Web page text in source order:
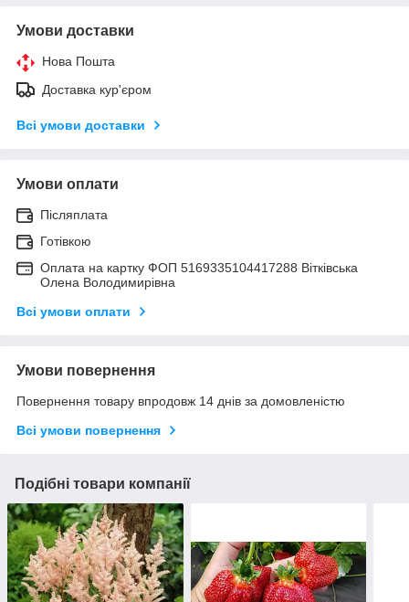
Умови доставки
Нова Пошта
Доставка кур'єром
Всі умови доставки
Умови оплати
Післяплата
Готівкою
Оплата на картку ФОП 5169335104417288 Вітківська
Олена Володимирівна
Всі умови оплати
Умови повернення
Повернення товару впродовж 14 днів за домовленістю
Всі умови повернення
Подібні товари компанії